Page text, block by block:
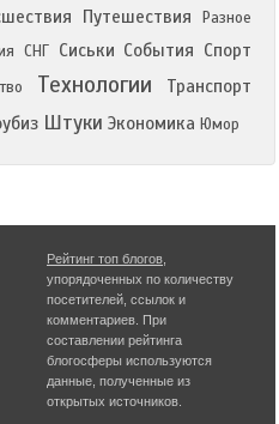
Путешествия
Разное
СНГ Сиськи События Спорт
Технологии Транспорт
Штуки Экономика Юмор
Рейтинг топ блогов
упорядоченных по количеству
посетителей, ссылок и
комментариев. При
составлении рейтинга
блогосферы используются
данные, полученные из
открытых источников.